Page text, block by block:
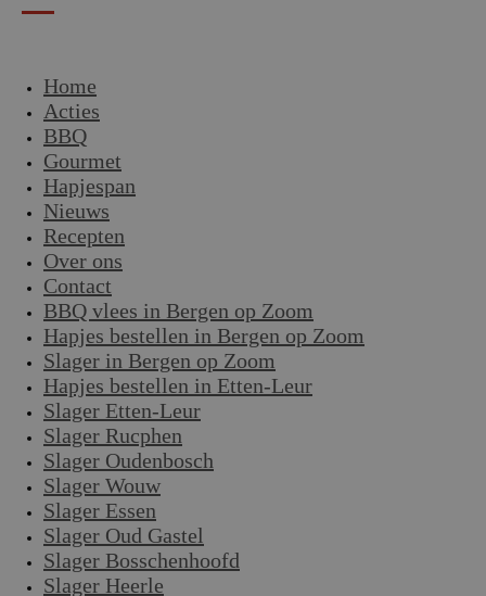
Home
Acties
BBQ
Gourmet
Hapjespan
Nieuws
Recepten
Over ons
Contact
BBQ vlees in Bergen op Zoom
Hapjes bestellen in Bergen op Zoom
Slager in Bergen op Zoom
Hapjes bestellen in Etten-Leur
Slager Etten-Leur
Slager Rucphen
Slager Oudenbosch
Slager Wouw
Slager Essen
Slager Oud Gastel
Slager Bosschenhoofd
Slager Heerle